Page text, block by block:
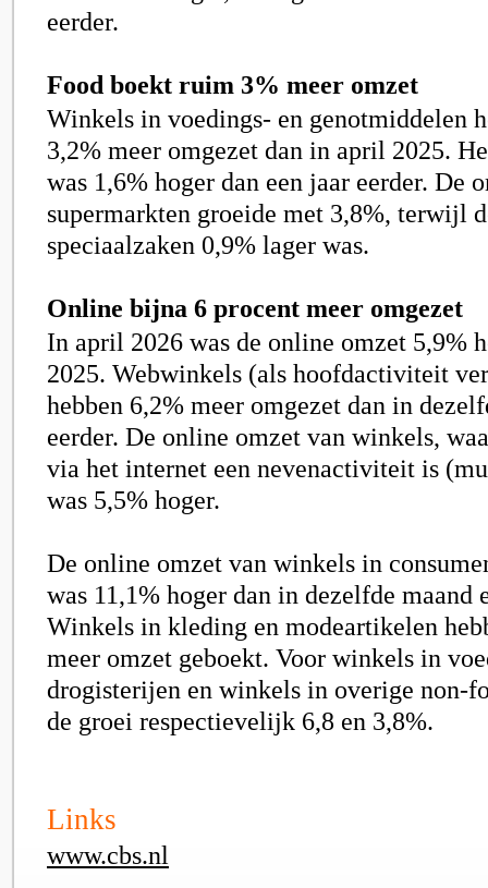
eerder.
Food boekt ruim 3% meer omzet
Winkels in voedings- en genotmiddelen
3,2% meer omgezet dan in april 2025.
was 1,6% hoger dan een jaar eerder. De
supermarkten groeide met 3,8%, terwijl
speciaalzaken 0,9% lager was.
Online bijna 6 procent meer omgezet
In april 2026 was de online omzet 5,9%
2025. Webwinkels (als hoofdactiviteit
hebben 6,2% meer omgezet dan in
eerder. De online omzet van winkels,
via het internet een nevenactiviteit is
was 5,5% hoger.
De online omzet van winkels in
was 11,1% hoger dan in dezelfde maand
Winkels in kleding en modeartikelen
meer omzet geboekt. Voor winkels in
drogisterijen en winkels in overige non-
de groei respectievelijk 6,8 en 3,8%.
Links
www.cbs.nl